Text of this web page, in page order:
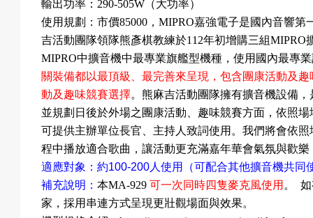
輸出功率： 290-505W （大功率）
使用規劃：市價85000 ，MIPRO嘉強電子是國內音響第
吉活動團隊領隊熊彥棋教練於112年初增購三組MIPRO
MIPRO中擴音機中最專業旗艦型機種，使用國內最專
關裝備都以最頂級
、最完善來呈現，包含團康活動及
動及趣味競賽選擇。熊麻吉活動團隊擁有擴音機設備
並規劃日後於外場之團康活動 、趣味競賽方面，依照
可提供主辦單位長官 、主持人致詞使用。我們將會依照
程中播放適合歌曲，讓活動更充滿嘉年華會氣氛與歡
適應對象：約100-200人使用
（可配合其他擴音機共同
補充說明：本MA-929 可一次同時四隻麥克風使用 。
家，採用串連方式呈現更壯觀場面與效果。